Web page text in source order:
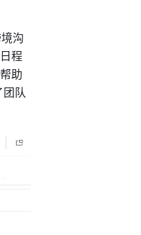
沟
程
助
队